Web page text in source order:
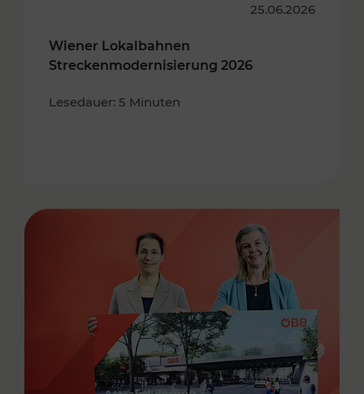
25.06.2026
Wiener Lokalbahnen
Streckenmodernisierung 2026
Lesedauer: 5 Minuten